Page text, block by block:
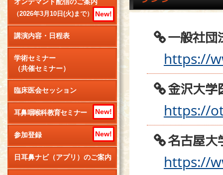
（2026年3月10日(火)まで） New!
講演内容・日程表
学術セミナー
（共催セミナー）
臨床医会セッション
耳鼻咽喉科教育セミナー New!
参加登録 New!
日耳鼻ナビ（アプリ）のご案内
一般社団
https://
金沢大
https://
名古屋
https://